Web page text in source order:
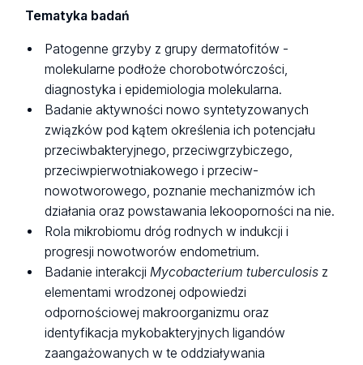
Tematyka badań
Patogenne grzyby z grupy dermatofitów -
molekularne podłoże chorobotwórczości,
diagnostyka i epidemiologia molekularna.
Badanie aktywności nowo syntetyzowanych
związków pod kątem określenia ich potencjału
przeciwbakteryjnego, przeciwgrzybiczego,
przeciwpierwotniakowego i przeciw-
nowotworowego, poznanie mechanizmów ich
działania oraz powstawania lekooporności na nie.
Rola mikrobiomu dróg rodnych w indukcji i
progresji nowotworów endometrium.
Badanie interakcjiMycobacterium tuberculosis z
elementami wrodzonej odpowiedzi
odpornościowej makroorganizmu oraz
identyfikacja mykobakteryjnych ligandów
zaangażowanych w te oddziaływania